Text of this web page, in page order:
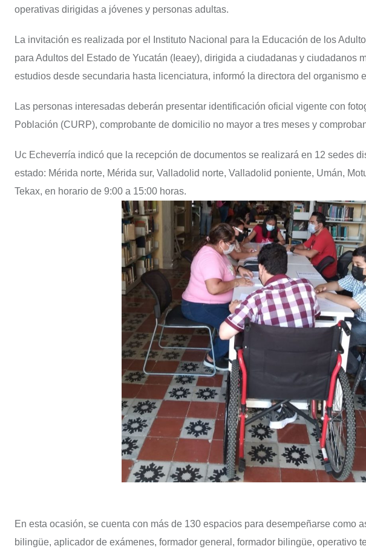
operativas dirigidas a jóvenes y personas adultas.
La invitación es realizada por el Instituto Nacional para la Educación de los
para Adultos del Estado de Yucatán (Ieaey), dirigida a ciudadanas y ciudadanos
estudios desde secundaria hasta licenciatura, informó la directora del organismo
Las personas interesadas deberán presentar identificación oficial vigente con
Población (CURP), comprobante de domicilio no mayor a tres meses y
Uc Echeverría indicó que la recepción de documentos se realizará en 12 sedes
estado: Mérida norte, Mérida sur, Valladolid norte, Valladolid poniente, Umán,
Tekax, en horario de 9:00 a 15:00 horas.
En esta ocasión, se cuenta con más de 130 espacios para desempeñarse como
bilingüe, aplicador de exámenes, formador general, formador bilingüe, operativo